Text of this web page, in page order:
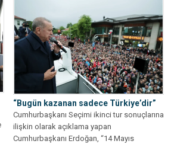
“Bugün kazanan sadece Türkiye’dir”
Cumhurbaşkanı Seçimi ikinci tur sonuçlarına
ilişkin olarak açıklama yapan
Cumhurbaşkanı Erdoğan, “14 Mayıs